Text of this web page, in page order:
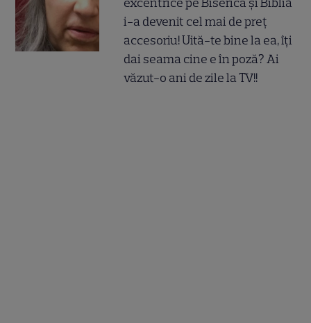
i-a devenit cel mai de preț
accesoriu! Uită-te bine la ea, îți
dai seama cine e în poză? Ai
văzut-o ani de zile la TV!!